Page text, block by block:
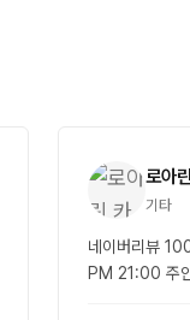
로아린
기타
네이버리뷰
PM 21:00 주